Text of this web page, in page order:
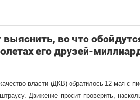
выяснить, во что
его друзей-
власти (ДКВ) обратилось 12 мая с
Движение просит проверить,